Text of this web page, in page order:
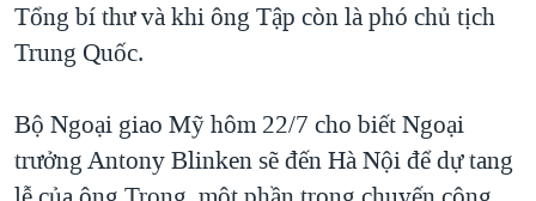
Tổng bí thư và khi ông Tập còn là phó chủ tịch
Trung Quốc.
Bộ Ngoại giao Mỹ hôm 22/7 cho biết Ngoại
trưởng Antony Blinken sẽ đến Hà Nội để dự tang